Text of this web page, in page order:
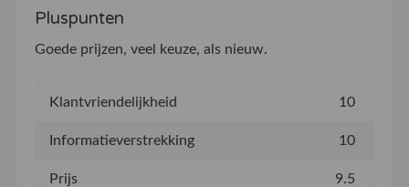
Pluspunten
Goede prijzen, veel keuze, als nieuw.
Klantvriendelijkheid 10
Informatieverstrekking 10
Prijs 9.5